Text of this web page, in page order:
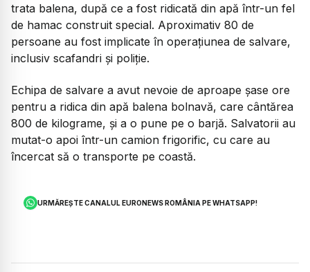
trata balena, după ce a fost ridicată din apă într-un fel
de hamac construit special. Aproximativ 80 de
persoane au fost implicate în operațiunea de salvare,
inclusiv scafandri și poliție.
Echipa de salvare a avut nevoie de aproape șase ore
pentru a ridica din apă balena bolnavă, care cântărea
800 de kilograme, și a o pune pe o barjă. Salvatorii au
mutat-o apoi într-un camion frigorific, cu care au
încercat să o transporte pe coastă.
URMĂREȘTE CANALUL EURONEWS ROMÂNIA PE WHATSAPP!